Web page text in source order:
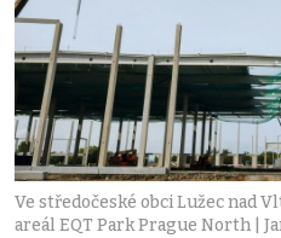
Ve středočeské obci Lužec nad
areál EQT Park Prague North |